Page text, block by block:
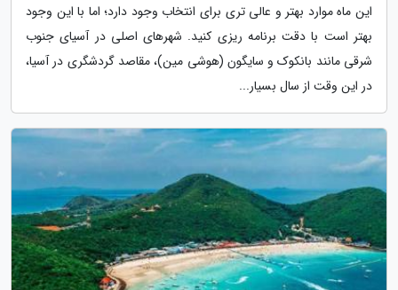
این ماه موارد بهتر و عالی تری برای انتخاب وجود دارد؛ اما با این وجود
بهتر است با دقت برنامه ریزی کنید. شهرهای اصلی در آسیای جنوب
شرقی مانند بانکوک و سایگون (هوشی مین)، مقاصد گردشگری در آسیا،
در این وقت از سال بسیار...